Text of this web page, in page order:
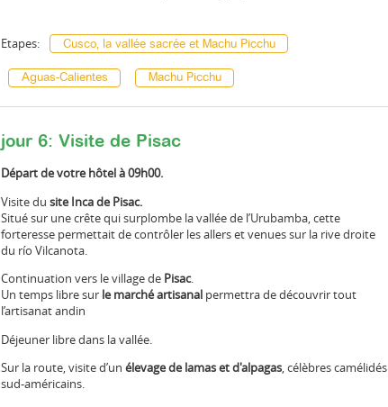
Etapes: Cusco, la vallée sacrée et Machu Picchu
Aguas-Calientes Machu Picchu
jour 6: Visite de Pisac
Départ de votre hôtel à 09h00.
Visite dusite Inca de Pisac.
Situé sur une crête qui surplombe la vallée de l’Urubamba, cette
forteresse permettait de contrôler les allers et venues sur la rive droite
du río Vilcanota.
Continuation vers le village de Pisac.
Un temps libre sur le marché artisanal permettra de découvrir tout
l’artisanat andin
Déjeuner libre dans la vallée.
Sur la route, visite d’unélevage de lamas et d'alpagas, célèbres camélidés
sud-américains.